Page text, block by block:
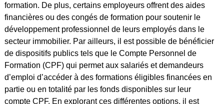
formation. De plus, certains employeurs offrent des aides
financières ou des congés de formation pour soutenir le
développement professionnel de leurs employés dans le
secteur immobilier. Par ailleurs, il est possible de bénéficier
de dispositifs publics tels que le Compte Personnel de
Formation (CPF) qui permet aux salariés et demandeurs
d’emploi d’accéder à des formations éligibles financées en
partie ou en totalité par les fonds disponibles sur leur
compte CPF. En explorant ces différentes options, il est